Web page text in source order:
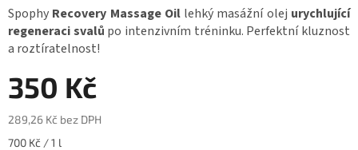
produktu
je
0,0
z 5
Spophy Recovery Massage Oillehký masážní olej urychlující
regeneraci svalů po intenzivním tréninku. Perfektní kluznost
a roztíratelnost!
350 Kč
289,26 Kč bez DPH
Měrná
700 Kč / 1 l